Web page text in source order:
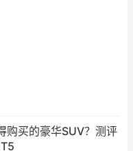
购买的豪华SUV？测评